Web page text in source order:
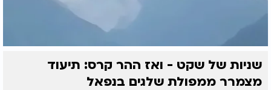
שניות של שקט - ואז ההר קרס: תיעוד
מצמרר ממפולת שלגים בנפאל